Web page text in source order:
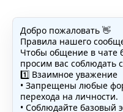
Добро пожаловать 👋
Правила нашего
Чтобы общение в чате
просим вас
1️⃣ Взаимное уважение
• Запрещены любые
перехода на личности.
• Соблюдайте базовый